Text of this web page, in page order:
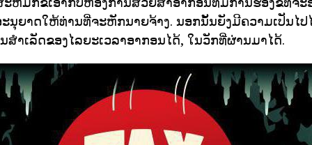
ນຸຍາດໃຫ້ທ່ານທີ່ຈະຫັກນາຍຈ້າງ. ນອກນັ້ນຍັງມີຄວາມເປັນໄ
ສໍາເລັດຂອງໄລຍະເວລາອາກອນໄດ້, ໃນວັກທີ່ຜ່ານມາໄດ້.